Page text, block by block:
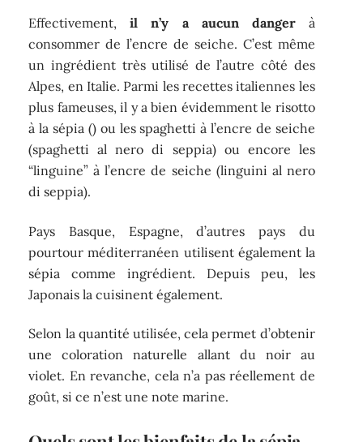
Effectivement, il n’y a aucun dangerà
consommer de l’encre de seiche. C’est même
un ingrédient très utilisé de l’autre côté des
Alpes, en Italie. Parmi les recettes italiennes les
plus fameuses, il y a bien évidemment le risotto
à la sépia () ou les spaghetti à l’encre de seiche
(spaghetti al nero di seppia) ou encore les
“linguine” à l’encre de seiche (linguini al nero
di seppia).
Pays Basque, Espagne, d’autres pays du
pourtour méditerranéen utilisent également la
sépia comme ingrédient. Depuis peu, les
Japonais la cuisinent également.
Selon la quantité utilisée, cela permet d’obtenir
une coloration naturelle allant du noir au
violet. En revanche, cela n’a pas réellement de
goût, si ce n’est une note marine.